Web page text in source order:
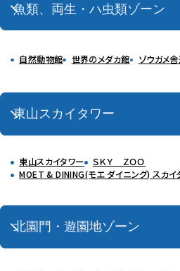
魚類、両生・ハ虫類ゾーン
自然動物館 世界のメダカ館 ゾウガメ
東山スカイタワー
東山スカイタワー
ＳＫＹ ＺＯＯ
MOET & DINING(モエ ダイニング) スカイ
北園門・遊園地ゾーン